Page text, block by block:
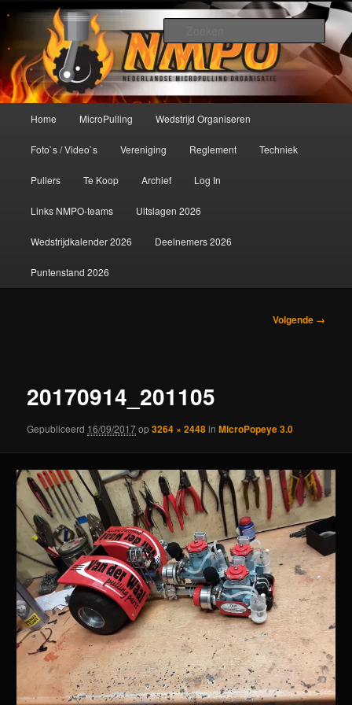
primaire
inhoudNederlandse MicroPulling
Organisatie
De meest krachtige modelbouwsport ter wereld!
Home MicroPulling Wedstrijd Organiseren
Foto`s / Video`s Vereniging Reglement Techniek
Pullers Te Koop Archief Log In
Links NMPO-teams Uitslagen 2026
Wedstrijdkalender 2026 Deelnemers 2026
Puntenstand 2026
Volgende →
20170914_201105
Gepubliceerd 16/09/2017op3264 × 2448inMicroPopeye 3.0